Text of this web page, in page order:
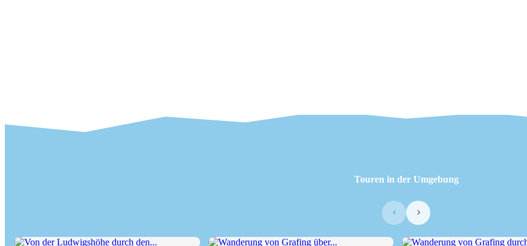
Touren in der Umgebung
‹ ›